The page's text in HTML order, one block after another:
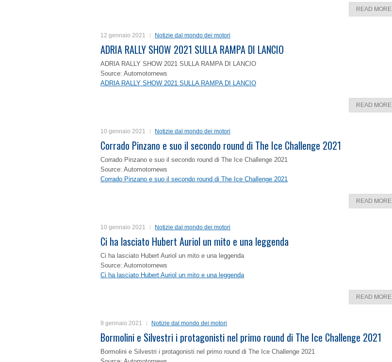
READ MORE
12 gennaio 2021 Notizie dal mondo dei motori
ADRIA RALLY SHOW 2021 SULLA RAMPA DI LANCIO
ADRIA RALLY SHOW 2021 SULLA RAMPA DI LANCIO
Source: Automotornews
ADRIA RALLY SHOW 2021 SULLA RAMPA DI LANCIO
READ MORE
10 gennaio 2021 Notizie dal mondo dei motori
Corrado Pinzano e suo il secondo round di The Ice Challenge 2021
Corrado Pinzano e suo il secondo round di The Ice Challenge 2021
Source: Automotornews
Corrado Pinzano e suo il secondo round di The Ice Challenge 2021
READ MORE
10 gennaio 2021 Notizie dal mondo dei motori
Ci ha lasciato Hubert Auriol un mito e una leggenda
Ci ha lasciato Hubert Auriol un mito e una leggenda
Source: Automotornews
Ci ha lasciato Hubert Auriol un mito e una leggenda
READ MORE
9 gennaio 2021 Notizie dal mondo dei motori
Bormolini e Silvestri i protagonisti nel primo round di The Ice Challenge 2021
Bormolini e Silvestri i protagonisti nel primo round di The Ice Challenge 2021